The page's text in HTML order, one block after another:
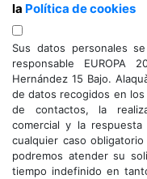
la Política de cookies
Sus datos personales
responsable EUROPA
Hernández 15 Bajo.
de datos recogidos en
de contactos, la
comercial y la
cualquier caso
podremos atender su
tiempo indefinido en